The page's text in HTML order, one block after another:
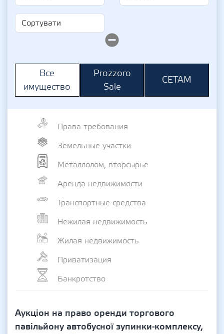
Все
имущество
Prozzoro
Sale
СЕТАМ
Права требования
Земельные участки
Металлолом, вторсырье
Аренда недвижимости
Транспортные средства
Нежилая недвижимость
Жилая недвижимость
Приватизация
Банкротство
Аукціон на право оренди торгового
павільйону автобусної зупинки-комплексу,